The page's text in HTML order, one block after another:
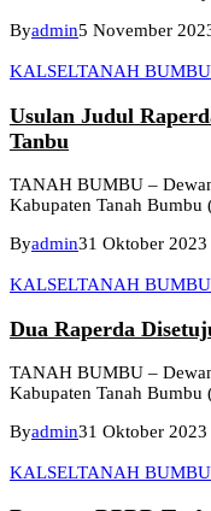
Byadmin5 November
KALSELTANAH BUMBU
Usulan Judul
Tanbu
TANAH BUMBU –
Kabupaten Tanah Bumbu
Byadmin31 Oktober 2023
KALSELTANAH BUMBU
Dua Raperda
TANAH BUMBU –
Kabupaten Tanah Bumbu
Byadmin31 Oktober 2023
KALSELTANAH BUMBU